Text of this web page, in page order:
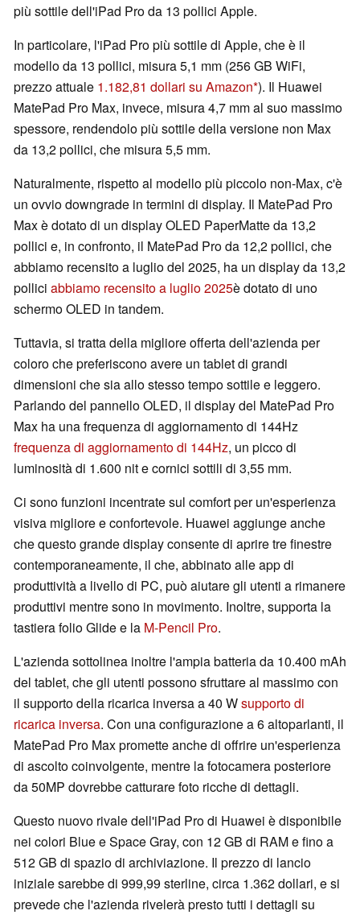
più sottile dell'iPad Pro da 13 pollici Apple.
In particolare, l'iPad Pro più sottile di Apple, che è il
modello da 13 pollici, misura 5,1 mm (256 GB WiFi,
prezzo attuale 1.182,81 dollari su Amazon ). Il Huawei
MatePad Pro Max, invece, misura 4,7 mm al suo massimo
spessore, rendendolo più sottile della versione non Max
da 13,2 pollici, che misura 5,5 mm.
Naturalmente, rispetto al modello più piccolo non-Max, c'è
un ovvio downgrade in termini di display. Il MatePad Pro
Max è dotato di un display OLED PaperMatte da 13,2
pollici e, in confronto, il MatePad Pro da 12,2 pollici, che
abbiamo recensito a luglio del 2025, ha un display da 13,2
pollici abbiamo recensito a luglio 2025è dotato di uno
schermo OLED in tandem.
Tuttavia, si tratta della migliore offerta dell'azienda per
coloro che preferiscono avere un tablet di grandi
dimensioni che sia allo stesso tempo sottile e leggero.
Parlando del pannello OLED, il display del MatePad Pro
Max ha una frequenza di aggiornamento di 144Hz
frequenza di aggiornamento di 144Hz, un picco di
luminosità di 1.600 nit e cornici sottili di 3,55 mm.
Ci sono funzioni incentrate sul comfort per un'esperienza
visiva migliore e confortevole. Huawei aggiunge anche
che questo grande display consente di aprire tre finestre
contemporaneamente, il che, abbinato alle app di
produttività a livello di PC, può aiutare gli utenti a rimanere
produttivi mentre sono in movimento. Inoltre, supporta la
tastiera folio Glide e la M-Pencil Pro.
L'azienda sottolinea inoltre l'ampia batteria da 10.400 mAh
del tablet, che gli utenti possono sfruttare al massimo con
il supporto della ricarica inversa a 40 Wsupporto di
ricarica inversa. Con una configurazione a 6 altoparlanti, il
MatePad Pro Max promette anche di offrire un'esperienza
di ascolto coinvolgente, mentre la fotocamera posteriore
da 50MP dovrebbe catturare foto ricche di dettagli.
Questo nuovo rivale dell'iPad Pro di Huawei è disponibile
nei colori Blue e Space Gray, con 12 GB di RAM e fino a
512 GB di spazio di archiviazione. Il prezzo di lancio
iniziale sarebbe di 999,99 sterline, circa 1.362 dollari, e si
prevede che l'azienda rivelerà presto tutti i dettagli su